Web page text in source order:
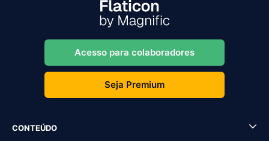
Acesso para colaboradores
Seja Premium
CONTEÚDO